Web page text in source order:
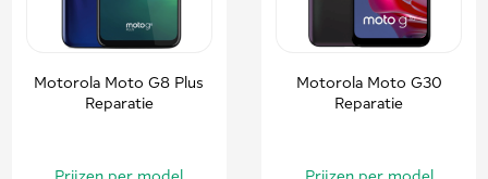
Motorola Moto G8 Plus
Reparatie
Motorola Moto G30
Reparatie